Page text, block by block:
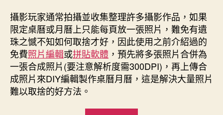
攝影玩家通常拍攝並收集整理許多攝影作品，如果
限定桌曆或月曆上只能每頁放一張照片，難免有遺
珠之憾不知如何取捨才好，因此使用之前介紹過的
免費照片編輯或拼貼軟體 ，預先將多張照片合併為
一張合成照片(要注意解析度需300DPI)，再上傳合
成照片來DIY編輯製作桌曆月曆，這是解決大量照片
難以取捨的好方法。